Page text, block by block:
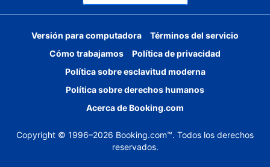
Versión para computadora
Términos del servicio
Cómo trabajamos
Política de privacidad
Política sobre esclavitud moderna
Política sobre derechos humanos
Acerca de Booking.com
Copyright © 1996–2026 Booking.com™. Todos los derechos
reservados.